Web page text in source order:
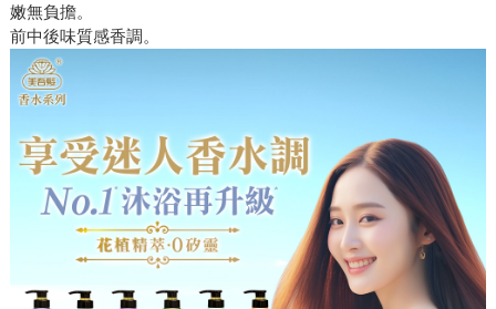
嫩無負擔。
前中後味質感香調。